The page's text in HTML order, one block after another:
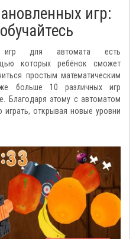
игр:
игр для автомата есть
которых ребёнок сможет
простым математическим
больше 10 различных игр
Благодаря этому с автоматом
играть, открывая новые уровни